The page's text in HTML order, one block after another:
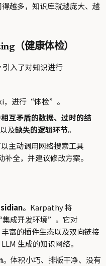
越多，知识库就越庞大、越
（健康体检）
入了对知识进行
，进行“体检”。
相互矛盾的数据、过时的结
及缺失的逻辑环节。
主动调用网络搜索工具
补全，并建议修改方案。
。Karpathy 将
成开发环境”。它对
富的插件生态以及双向链接
生成的知识网络。
。体积小巧、排版干净、没有